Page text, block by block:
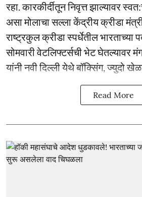
रहा. कारकीर्दीतून निवृत्त झाल्यावर
असा मोलाचा सल्ला केंद्रीय क्रीडा
राष्ट्रकुल क्रीडा स्पर्धेतील भारताच्या
सोमवारी वेटलिफ्टर्सची भेट घेतल्यावर
यांनी नवी दिल्ली येथे बॉक्सिंग, ज्युदो
Read More